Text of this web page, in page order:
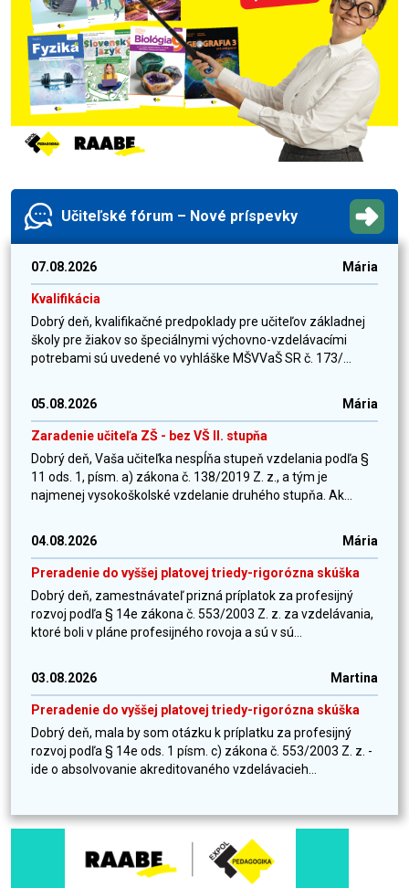
Učiteľské fórum – Nové príspevky
07.08.2026 Mária
Kvalifikácia
Dobrý deň, kvalifikačné predpoklady pre učiteľov základnej
školy pre žiakov so špeciálnymi výchovno-vzdelávacími
potrebami sú uvedené vo vyhláške MŠVVaŠ SR č. 173/...
05.08.2026 Mária
Zaradenie učiteľa ZŠ - bez VŠ II. stupňa
Dobrý deň, Vaša učiteľka nespĺňa stupeň vzdelania podľa §
11 ods. 1, písm. a) zákona č. 138/2019 Z. z., a tým je
najmenej vysokoškolské vzdelanie druhého stupňa. Ak...
04.08.2026 Mária
Preradenie do vyššej platovej triedy-rigorózna skúška
Dobrý deň, zamestnávateľ prizná príplatok za profesijný
rozvoj podľa § 14e zákona č. 553/2003 Z. z. za vzdelávania,
ktoré boli v pláne profesijného rovoja a sú v sú...
03.08.2026 Martina
Preradenie do vyššej platovej triedy-rigorózna skúška
Dobrý deň, mala by som otázku k príplatku za profesijný
rozvoj podľa § 14e ods. 1 písm. c) zákona č. 553/2003 Z. z. -
ide o absolvovanie akreditovaného vzdelávacieh...